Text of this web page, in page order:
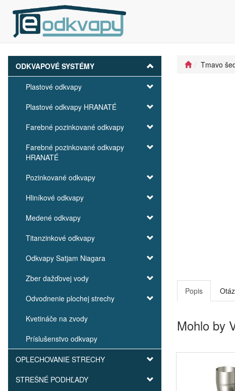
ODKVAPOVÉ SYSTÉMY
Plastové odkvapy
Plastové odkvapy HRANATÉ
Farebné pozinkované odkvapy
Farebné pozinkované odkvapy
HRANATÉ
Pozinkované odkvapy
Hliníkové odkvapy
Medené odkvapy
Titanzinkové odkvapy
Odkvapy Satjam Niagara
Zber dažďovej vody
Odvodnenie plochej strechy
Kvetináče na zvody
Príslušenstvo odkvapy
OPLECHOVANIE STRECHY
STREŠNÉ PODHĽADY
Tmavo
Popis
Mohlo by